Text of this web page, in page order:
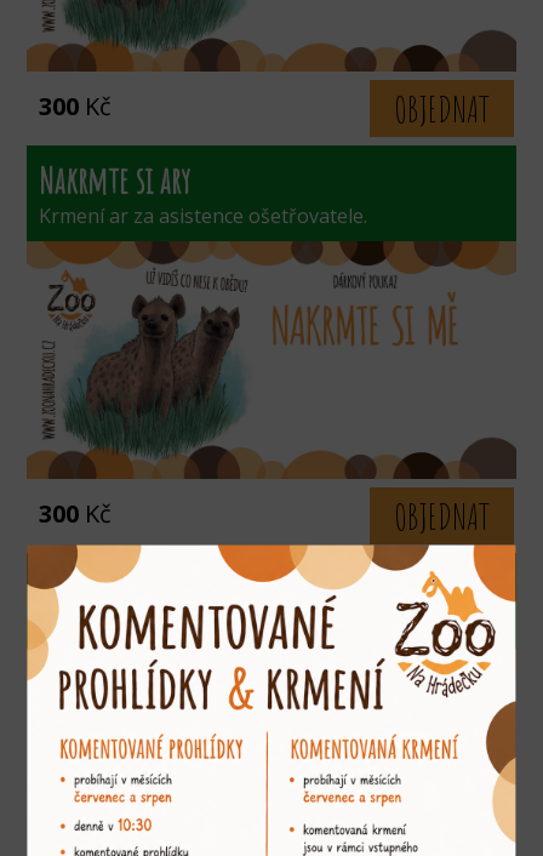
300 Kč
OBJEDNAT
Nakrmte si ary
Krmení ar za asistence ošetřovatele.
300 Kč
OBJEDNAT
Nakrmte si plazy a obojživelníky
Krmení plazů za asistence ošetřovatele.